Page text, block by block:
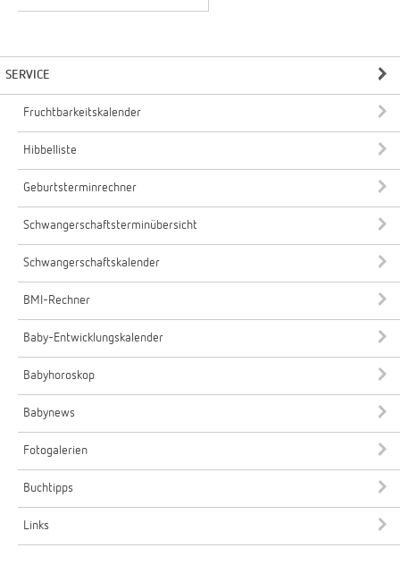
SERVICE
Fruchtbarkeitskalender
Hibbelliste
Geburtsterminrechner
Schwangerschaftsterminübersicht
Schwangerschaftskalender
BMI-Rechner
Baby-Entwicklungskalender
Babyhoroskop
Babynews
Fotogalerien
Buchtipps
Links